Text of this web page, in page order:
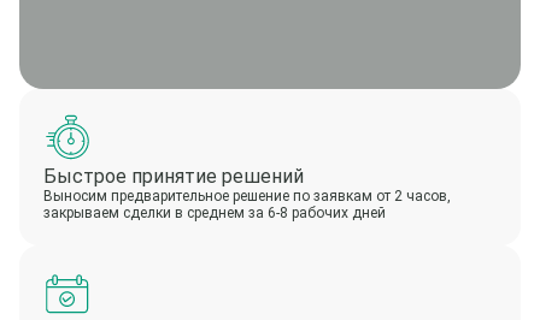
Быстрое принятие решений
Выносим предварительное решение по заявкам от 2 часов,
закрываем сделки в среднем за 6-8 рабочих дней